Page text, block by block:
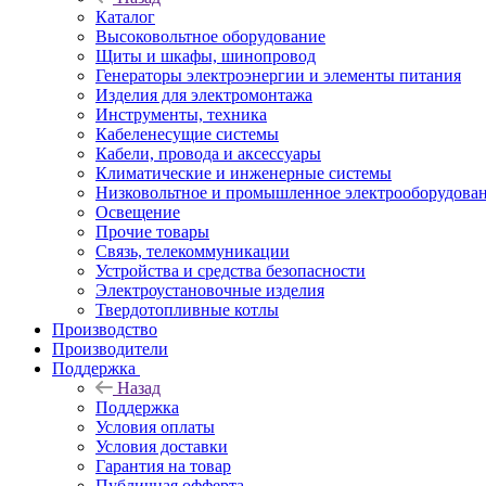
Каталог
Высоковольтное оборудование
Щиты и шкафы, шинопровод
Генераторы электроэнергии и элементы питания
Изделия для электромонтажа
Инструменты, техника
Кабеленесущие системы
Кабели, провода и аксессуары
Климатические и инженерные системы
Низковольтное и промышленное
Освещение
Прочие товары
Связь, телекоммуникации
Устройства и средства безопасности
Электроустановочные изделия
Твердотопливные котлы
Производство
Производители
Поддержка
Назад
Поддержка
Условия оплаты
Условия доставки
Гарантия на товар